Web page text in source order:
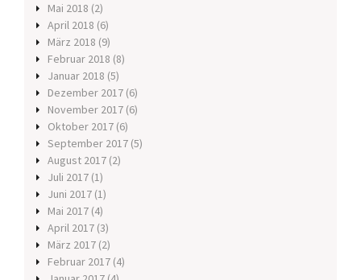
Mai 2018 (2)
April 2018 (6)
März 2018 (9)
Februar 2018 (8)
Januar 2018 (5)
Dezember 2017 (6)
November 2017 (6)
Oktober 2017 (6)
September 2017 (5)
August 2017 (2)
Juli 2017 (1)
Juni 2017 (1)
Mai 2017 (4)
April 2017 (3)
März 2017 (2)
Februar 2017 (4)